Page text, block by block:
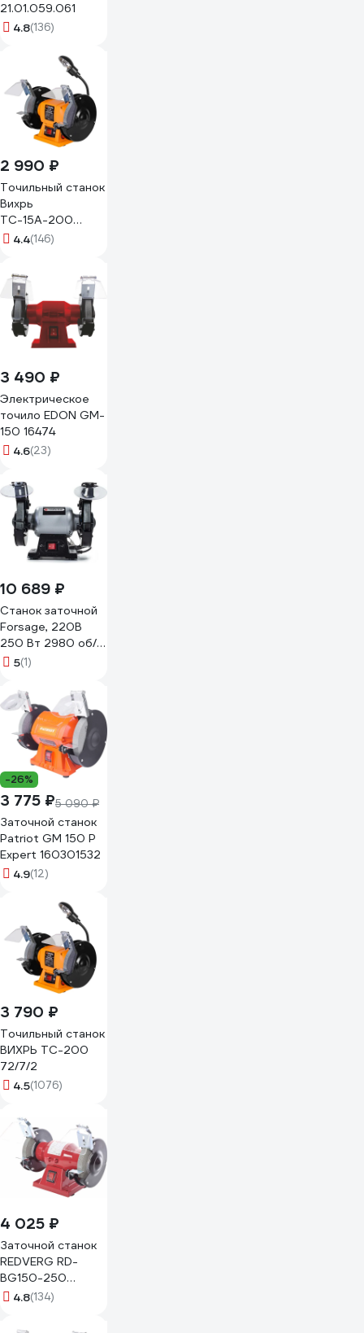
21.01.059.061
4.8(136)
2 990 ₽
Точильный станок
Вихрь
ТС-15А-200
72/7/5
4.4(146)
3 490 ₽
Электрическое
точило EDON GM-
150 16474
4.6(23)
10 689 ₽
Станок заточной
Forsage, 220В
250 Вт 2980 об/
мин F-TDS-150EA
150EA(50527)
5(1)
-26%
3 775 ₽5 090 ₽
Заточной станок
Patriot GM 150 P
Expert 160301532
4.9(12)
3 790 ₽
Точильный станок
ВИХРЬ ТС-200
72/7/2
4.5(1076)
4 025 ₽
Заточной станок
REDVERG RD-
BG150-250
6666446
4.8(134)